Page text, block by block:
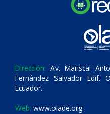
Dirección: Av. Mariscal
Fernández Salvador
Ecuador.
Web: www.olade.org